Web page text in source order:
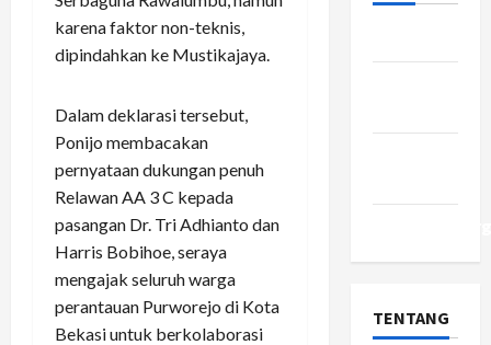
karena faktor non-teknis,
dipindahkan ke Mustikajaya.
Dalam deklarasi tersebut,
Ponijo membacakan
pernyataan dukungan penuh
Relawan AA 3 C kepada
pasangan Dr. Tri Adhianto dan
Harris Bobihoe, seraya
mengajak seluruh warga
perantauan Purworejo di Kota
Bekasi untuk berkolaborasi
TENTANG